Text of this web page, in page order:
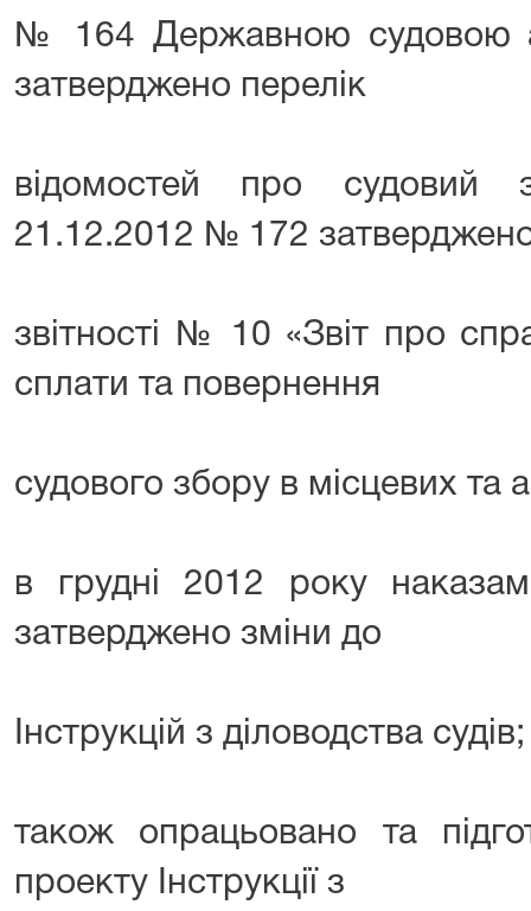
№ 164 Державною судовою
затверджено перелік
відомостей про судовий
21.12.2012 № 172
звітності № 10 «Звіт про
сплати та повернення
судового збору в місцевих та
в грудні 2012 року
затверджено зміни до
Інструкцій з діловодства судів;
також опрацьовано та
проекту Інструкції з